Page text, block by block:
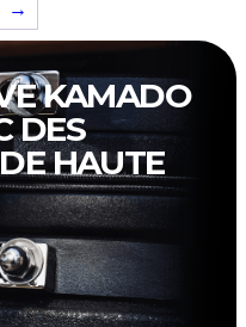
→
KAMADO
DES
HAUTE